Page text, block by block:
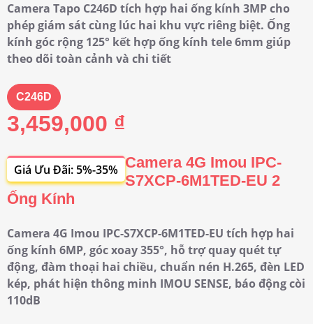
Camera Tapo C246D tích hợp hai ống kính 3MP cho
phép giám sát cùng lúc hai khu vực riêng biệt. Ống
kính góc rộng 125° kết hợp ống kính tele 6mm giúp
theo dõi toàn cảnh và chi tiết
C246D
3,459,000 ₫
Giá Ưu Đãi: 5%-35% Camera 4G Imou IPC-
S7XCP-6M1TED-EU 2
Ống Kính
Camera 4G Imou IPC-S7XCP-6M1TED-EU tích hợp hai
ống kính 6MP, góc xoay 355°, hỗ trợ quay quét tự
động, đàm thoại hai chiều, chuẩn nén H.265, đèn LED
kép, phát hiện thông minh IMOU SENSE, báo động còi
110dB